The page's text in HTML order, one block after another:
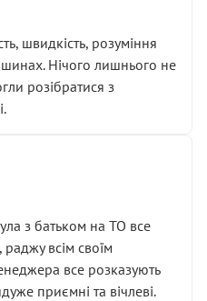
швидкість, розуміння
Нічого лишнього не
розібратися з
з батьком на ТО все
всім своїм
все розказують
приємні та вічлеві.